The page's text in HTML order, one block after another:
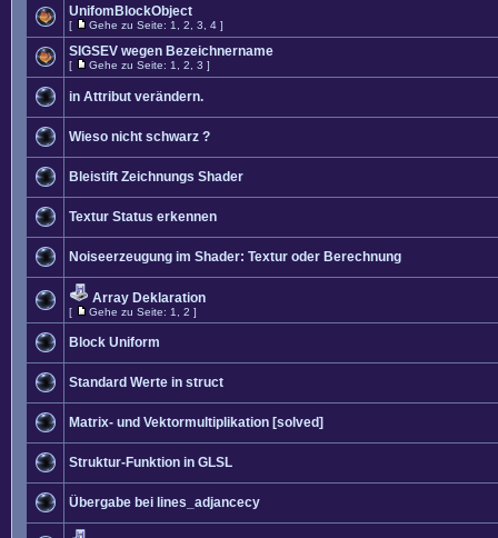
UnifomBlockObject
[ Gehe zu Seite: 1 2 3 4 ]
SIGSEV wegen Bezeichnername
[ Gehe zu Seite: 1 2 3 ]
in Attribut verändern.
Wieso nicht schwarz ?
Bleistift Zeichnungs Shader
Textur Status erkennen
Noiseerzeugung im Shader: Textur oder Berechnung
Array Deklaration
[ Gehe zu Seite: 1 2 ]
Block Uniform
Standard Werte in struct
Matrix- und Vektormultiplikation [solved]
Struktur-Funktion in GLSL
Übergabe bei lines_adjancecy